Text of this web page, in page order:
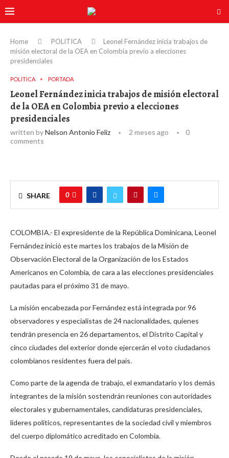
Home POLITICA
Leonel Fernández inicia trabajos de
misión electoral de la OEA en Colombia previo a elecciones
presidenciales
POLITICA PORTADA
Leonel Fernández inicia trabajos de misión electoral
de la OEA en Colombia previo a elecciones
presidenciales
written byNelson Antonio Feliz 2 meses ago
0
comments
SHARE 0
COLOMBIA.- El expresidente de la República Dominicana, Leonel
Fernández inició este martes los trabajos de la Misión de
Observación Electoral de la Organización de los Estados
Americanos en Colombia, de cara a las elecciones presidenciales
pautadas para el próximo 31 de mayo.
La misión encabezada por Fernández está integrada por 96
observadores y especialistas de 24 nacionalidades, quienes
tendrán presencia en 26 departamentos, el Distrito Capital y
cinco ciudades del exterior donde ejercerán el voto ciudadanos
colombianos residentes fuera del país.
Como parte de la agenda de trabajo, el exmandatario y los demás
integrantes de la misión sostendrán reuniones con autoridades
electorales y gubernamentales, candidaturas presidenciales,
líderes políticos, representantes de la sociedad civil y miembros
del cuerpo diplomático acreditado en Colombia.